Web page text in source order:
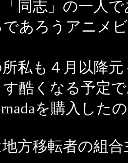
同志」の一人で
であろうアニメ
私も４月以降元
す酷くなる予定
を購入した
方移転者の組合